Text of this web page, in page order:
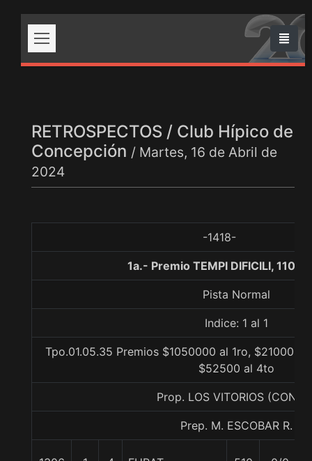
RETROSPECTOS / Club Hípico de
Concepción / Martes, 16 de Abril de
2024
-1418-
1a.- Premio TEMPI DIFICILI, 1100
Pista Normal
Indice: 1 al 1
Tpo.01.05.35 Premios $1050000 al 1ro, $210000
$52500 al 4to
Prop. LOS VITORIOS
Prep. M. ESCOBAR R.